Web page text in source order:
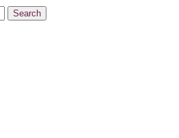
Search